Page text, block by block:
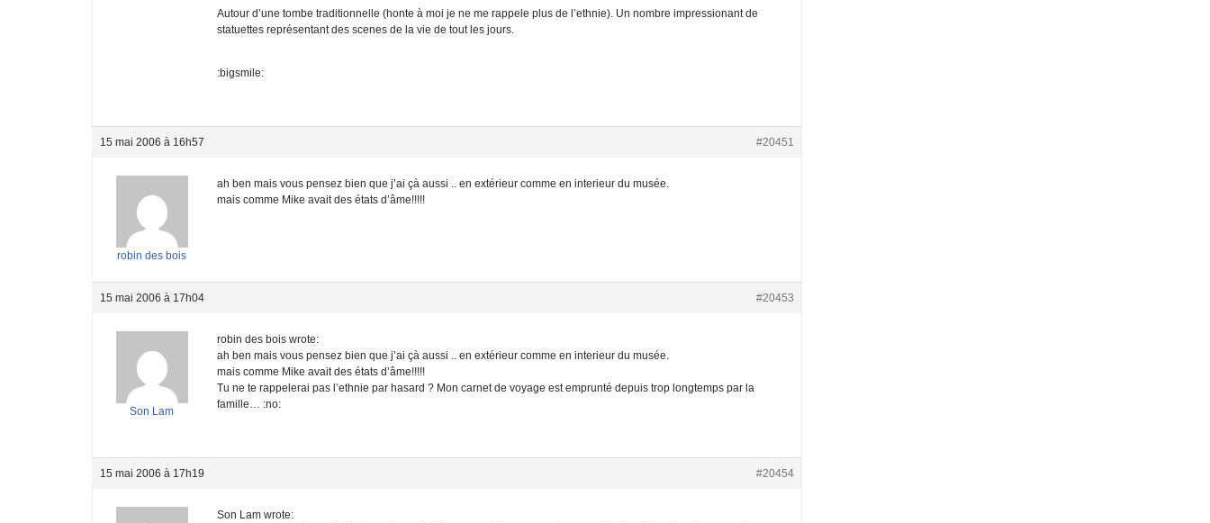
Autour d’une tombe traditionnelle (honte à moi je ne me rappele plus de l’ethnie). Un nombre impressionant de
statuettes représentant des scenes de la vie de tout les jours.
:bigsmile:
15 mai 2006 à 16h57 #20451
robin des bois
ah ben mais vous pensez bien que j’ai çà aussi .. en extérieur comme en interieur du musée.
mais comme Mike avait des états d’âme!!!!!
15 mai 2006 à 17h04 #20453
Son Lam
robin des bois wrote:
ah ben mais vous pensez bien que j’ai çà aussi .. en extérieur comme en interieur du musée.
mais comme Mike avait des états d’âme!!!!!
Tu ne te rappelerai pas l’ethnie par hasard ? Mon carnet de voyage est emprunté depuis trop longtemps par la
famille… :no:
15 mai 2006 à 17h19 #20454
Son Lam wrote: